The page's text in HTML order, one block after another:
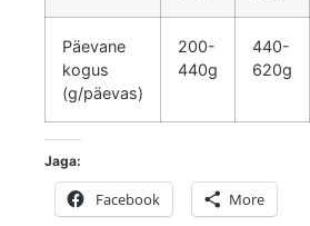
Päevane
kogus
(g/päevas)
200-
440g
440-
620g
Jaga:
Facebook More